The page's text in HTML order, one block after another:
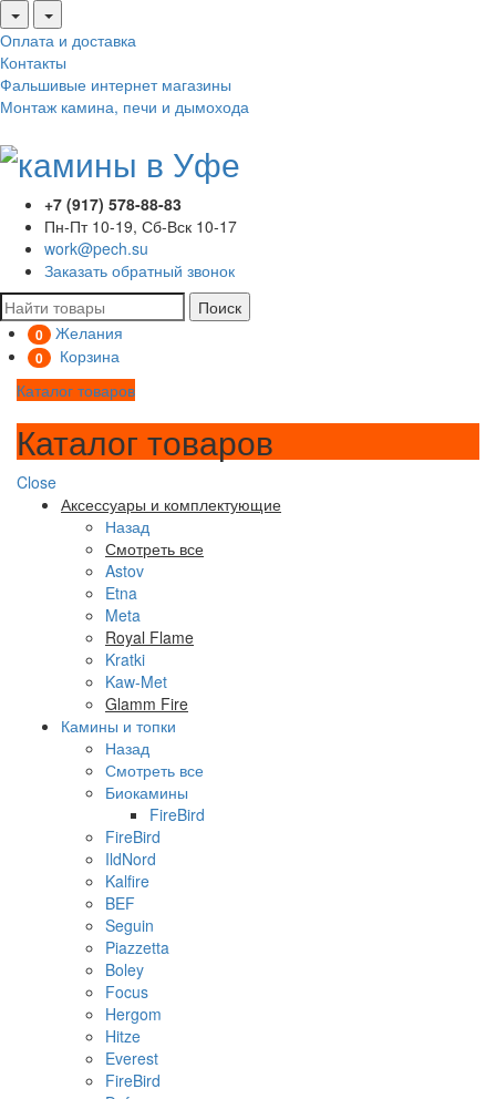
Оплата и доставка
Контакты
Фальшивые интернет магазины
Монтаж камина, печи и дымохода
+7 (917) 578-88-83
Пн-Пт 10-19, Сб-Вск 10-17
work@pech.su
Заказать обратный звонок
Поиск
0 Желания
0
Корзина
Каталог товаров
Каталог товаров
Close
Аксессуары и комплектующие
Назад
Смотреть все
Astov
Etna
Meta
Royal Flame
Kratki
Kaw-Met
Glamm Fire
Камины и топки
Назад
Смотреть все
Биокамины
FireBird
FireBird
IldNord
Kalfire
BEF
Seguin
Piazzetta
Boley
Focus
Hergom
Hitze
Everest
FireBird